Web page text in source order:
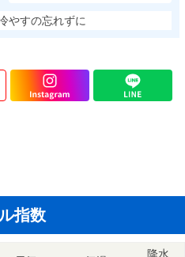
やすの忘れずに
指数
降水